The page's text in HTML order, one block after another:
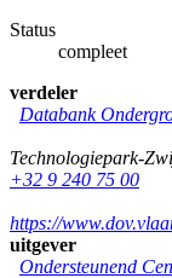
Status
compleet
verdeler
Databank
Technologiepark-
+32 9 240 75 00
https://
uitgever
Ondersteunend